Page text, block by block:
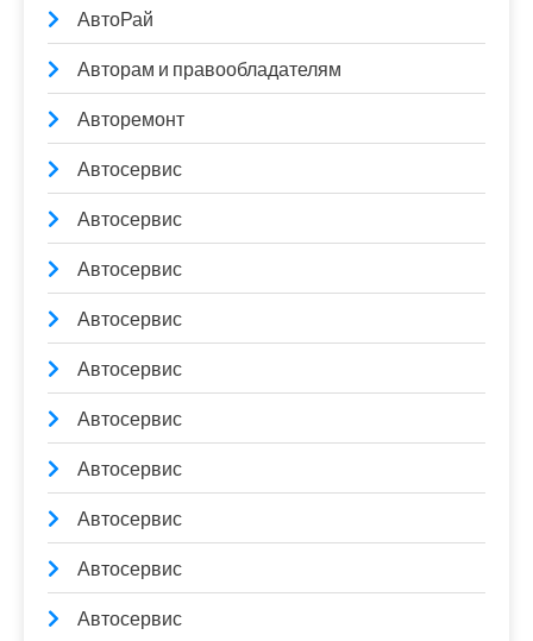
АвтоРай
Авторам и правообладателям
Авторемонт
Автосервис
Автосервис
Автосервис
Автосервис
Автосервис
Автосервис
Автосервис
Автосервис
Автосервис
Автосервис